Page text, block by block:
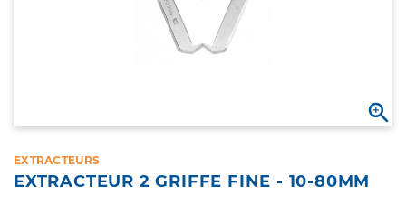

EXTRACTEURS
EXTRACTEUR 2 GRIFFE FINE - 10-80MM